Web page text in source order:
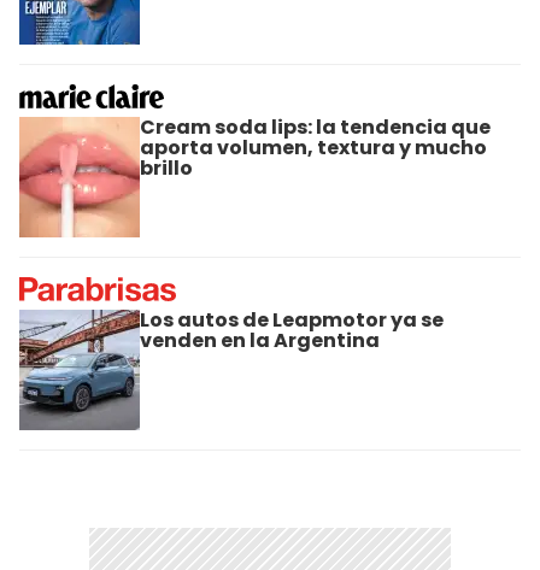
Cream soda lips: la tendencia que
aporta volumen, textura y mucho
brillo
Los autos de Leapmotor ya se
venden en la Argentina